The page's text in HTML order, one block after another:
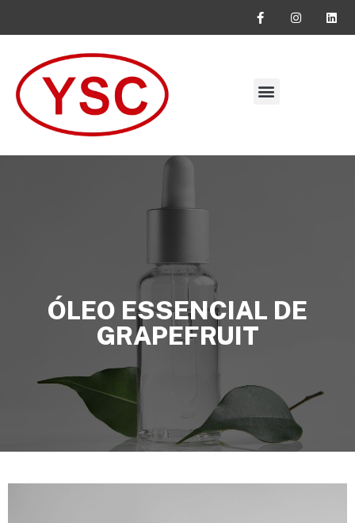
ÓLEO ESSENCIAL DE
GRAPEFRUIT